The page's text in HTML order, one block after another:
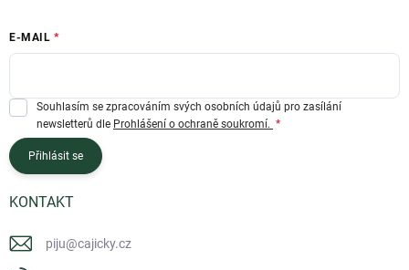
E-MAIL
Souhlasím se zpracováním svých osobních údajů pro zasílání
newsletterů dle Prohlášení o ochraně soukromí.
Přihlásit se
KONTAKT
piju@cajicky.cz